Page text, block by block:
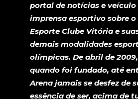
portal de notícias e veículo
imprensa esportivo sobre o
Esporte Clube Vitória e
demais modalidades
olímpicas. De abril de 2009,
quando foi fundado, até
Arena jamais se desfez de
essência de ser, acima de